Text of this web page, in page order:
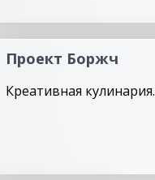
Проект Боржч
Креативная кулинария.